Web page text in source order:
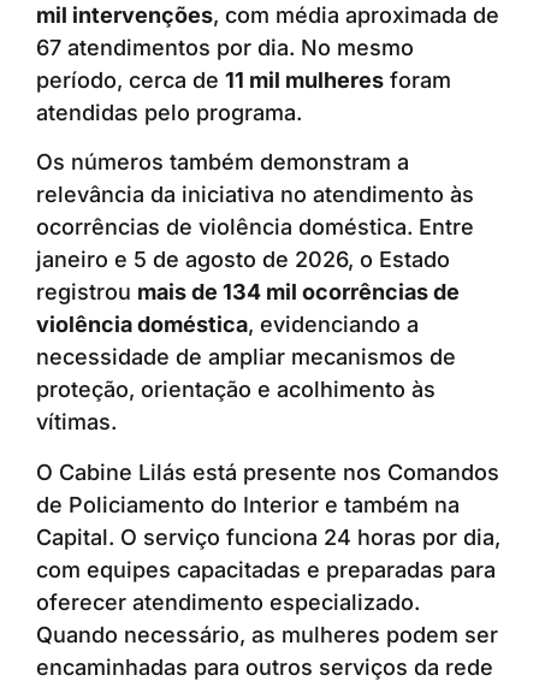
mil intervenções, com média aproximada de
67 atendimentos por dia. No mesmo
período, cerca de 11 mil mulheres foram
atendidas pelo programa.
Os números também demonstram a
relevância da iniciativa no atendimento às
ocorrências de violência doméstica. Entre
janeiro e 5 de agosto de 2026, o Estado
registrou mais de 134 mil ocorrências de
violência doméstica, evidenciando a
necessidade de ampliar mecanismos de
proteção, orientação e acolhimento às
vítimas.
O Cabine Lilás está presente nos Comandos
de Policiamento do Interior e também na
Capital. O serviço funciona 24 horas por dia,
com equipes capacitadas e preparadas para
oferecer atendimento especializado.
Quando necessário, as mulheres podem ser
encaminhadas para outros serviços da rede